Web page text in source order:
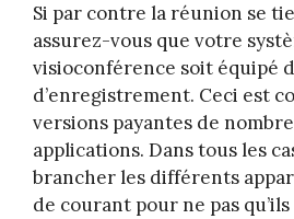
Si par contre la réunion se
assurez-vous que votre
visioconférence soit équipé
d’enregistrement. Ceci est
versions payantes de
applications. Dans tous les
brancher les différents
de courant pour ne pas